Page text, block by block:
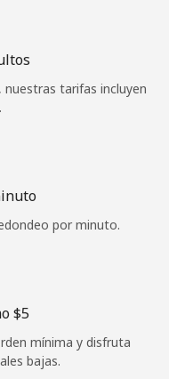
tarifas incluyen
por minuto.
⁦$5⁩
mínima y disfruta
bajas.